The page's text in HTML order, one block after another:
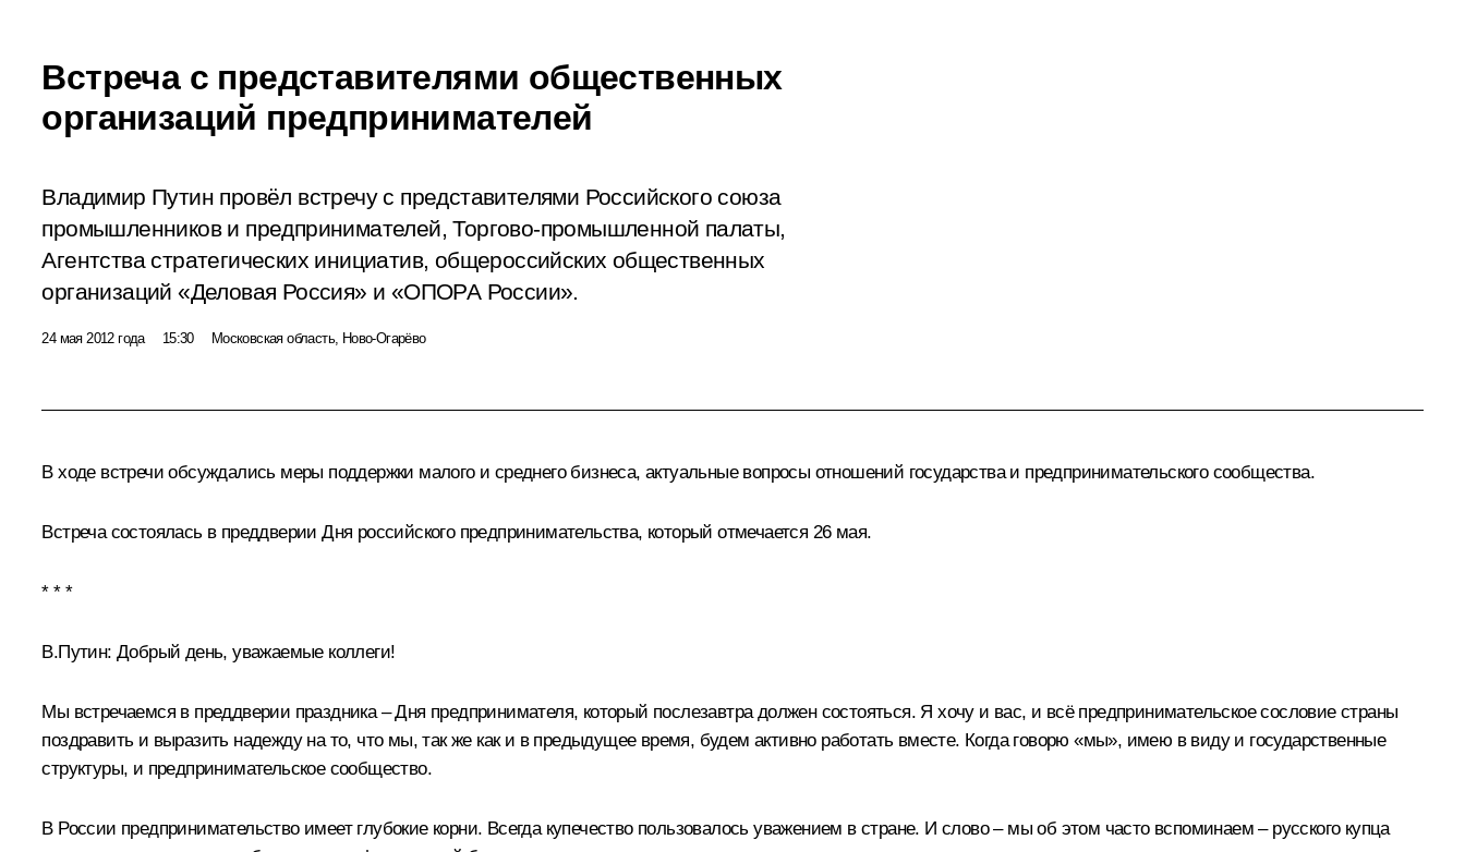
Встреча с представителями общественных
организаций предпринимателей
Владимир Путин провёл встречу с представителями Российского союза
промышленников и предпринимателей, Торгово-промышленной палаты,
Агентства стратегических инициатив, общероссийских общественных
организаций «Деловая Россия» и «ОПОРА России».
24 мая 2012 года 15:30 Московская область, Ново-Огарёво
В ходе встречи обсуждались меры поддержки малого и среднего бизнеса, актуальные вопросы отношений государства и предпринимательского сообщества.
Встреча состоялась в преддверии Дня российского предпринимательства, который отмечается 26 мая.
* * *
В.Путин: Добрый день, уважаемые коллеги!
Мы встречаемся в преддверии праздника – Дня предпринимателя, который послезавтра должен состояться. Я хочу и вас, и всё предпринимательское сословие страны
поздравить и выразить надежду на то, что мы, так же как и в предыдущее время, будем активно работать вместе. Когда говорю «мы», имею в виду и государственные
структуры, и предпринимательское сообщество.
В России предпринимательство имеет глубокие корни. Всегда купечество пользовалось уважением в стране. И слово – мы об этом часто вспоминаем – русского купца